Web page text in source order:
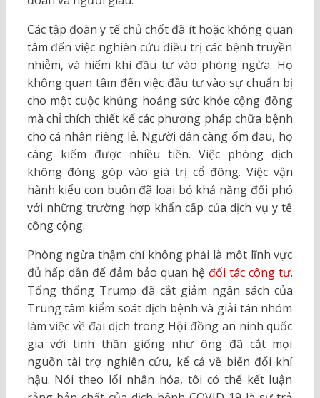
Các tập đoàn y tế chủ chốt đã ít hoặc không quan
tâm đến việc nghiên cứu điều trị các bệnh truyền
nhiễm, và hiếm khi đầu tư vào phòng ngừa. Họ
không quan tâm đến việc đầu tư vào sự chuẩn bị
cho một cuộc khủng hoảng sức khỏe cộng đồng
mà chỉ thích thiết kế các phương pháp chữa bệnh
cho cá nhân riêng lẻ. Người dân càng ốm đau, họ
càng kiếm được nhiều tiền. Việc phòng dịch
không đóng góp vào giá trị cổ đông. Việc vận
hành kiểu con buôn đã loại bỏ khả năng đối phó
với những trường hợp khẩn cấp của dịch vụ y tế
công cộng.
Phòng ngừa thậm chí không phải là một lĩnh vực
đủ hấp dẫn để đảm bảo quan hệ đối tác công tư.
Tổng thống Trump đã cắt giảm ngân sách của
Trung tâm kiểm soát dịch bệnh và giải tán nhóm
làm việc về đại dịch trong Hội đồng an ninh quốc
gia với tinh thần giống như ông đã cắt mọi
nguồn tài trợ nghiên cứu, kể cả về biến đổi khí
hậu. Nói theo lối nhân hóa, tôi có thể kết luận